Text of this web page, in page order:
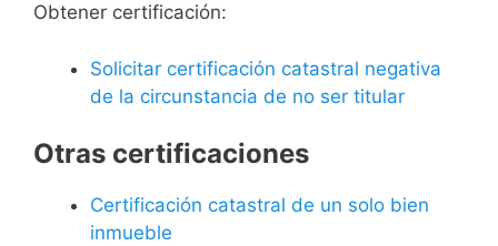
Obtener certificación:
Solicitar certificación catastral negativa
de la circunstancia de no ser titular
Otras certificaciones
Certificación catastral de un solo bien
inmueble